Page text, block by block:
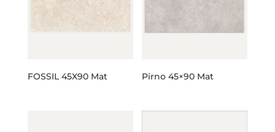
FOSSIL 45X90 Mat Pirno 45×90 Mat